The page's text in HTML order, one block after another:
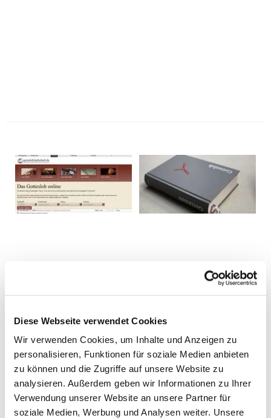
Diese Webseite verwendet Cookies
Wir verwenden Cookies, um Inhalte und Anzeigen zu
personalisieren, Funktionen für soziale Medien anbieten
zu können und die Zugriffe auf unsere Website zu
analysieren. Außerdem geben wir Informationen zu Ihrer
Verwendung unserer Website an unsere Partner für
soziale Medien, Werbung und Analysen weiter. Unsere